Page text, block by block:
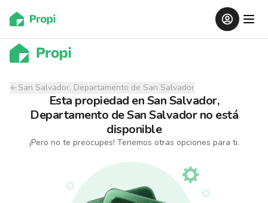
San Salvador, Departamento de San Salvador
Esta propiedad enSan Salvador,
Departamento de San Salvador no está
disponible
¡Pero no te preocupes! Tenemos otras opciones para ti.